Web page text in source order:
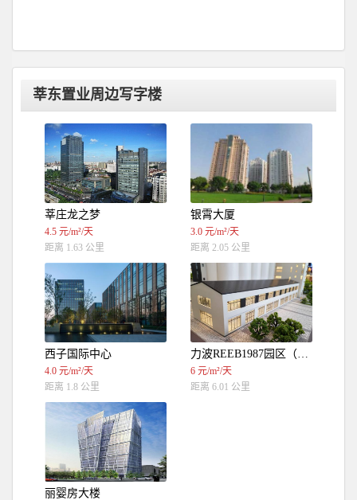
莘东置业周边写字楼
莘庄龙之梦
4.5 元/m²/天
距离 1.63 公里
银霄大厦
3.0 元/m²/天
距离 2.05 公里
西子国际中心
4.0 元/m²/天
距离 1.8 公里
力波REEB1987园区（独栋，8.4米层高）
6 元/m²/天
距离 6.01 公里
丽婴房大楼